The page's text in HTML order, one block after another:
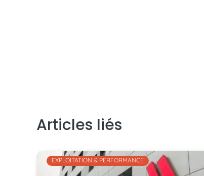
Articles liés
EXPLOITATION & PERFORMANCE